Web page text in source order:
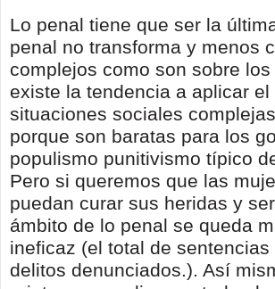
Lo penal tiene que ser la
penal no transforma y menos
complejos como son sobre
existe la tendencia a aplicar
situaciones sociales
porque son baratas para los
populismo punitivismo típico
Pero si queremos que las
puedan curar sus heridas y
ámbito de lo penal se queda
ineficaz (el total de
delitos denunciados.). Así